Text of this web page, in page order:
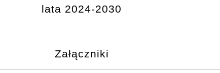
lata 2024-2030
Załączniki